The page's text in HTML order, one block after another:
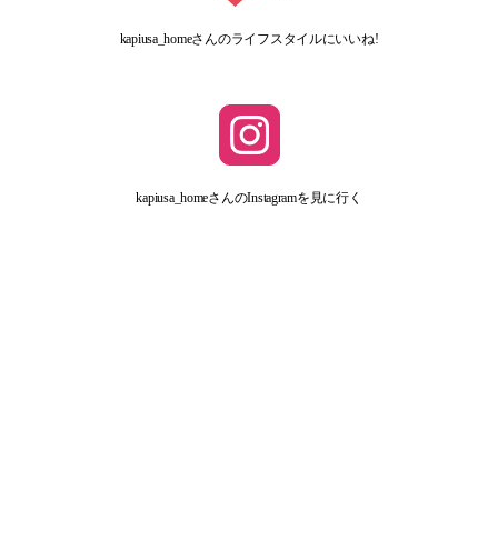
kapiusa_homeさんのライフスタイルにいいね!
kapiusa_homeさんのInstagramを見に行く